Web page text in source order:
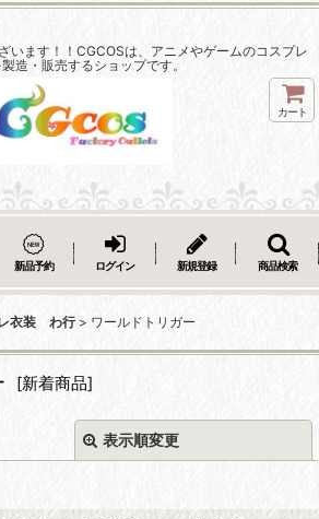
います！！CGCOSは、アニメやゲームのコスプレ
造・販売するショップです。
カート
新品予約 ログイン 新規登録 商品検索
衣装 わ行 > ワールドトリガー
[新着商品]
表示順変更